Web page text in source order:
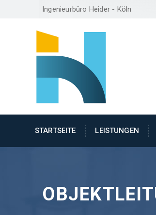
Ingenieurbüro Heider - Köln
STARTSEITE LEISTUNGEN